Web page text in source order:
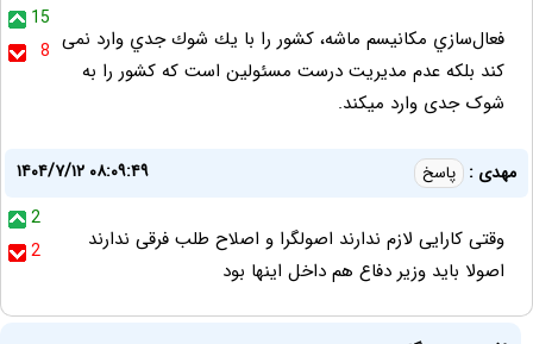
15
8 فعال‌سازي مكانيسم ماشه، كشور را با يك شوك جدي وارد نمی
کند بلکه عدم مدیریت درست مسئولین است که کشور را به
شوک جدی وارد میکند.
مهدی : پاسخ
۱۴۰۴/۷/۱۲ ۰۸:۰۹:۴۹
2
2
وقتی کارایی لازم ندارند اصولگرا و اصلاح طلب فرقی ندارند
اصولا باید وزیر دفاع هم داخل اینها بود